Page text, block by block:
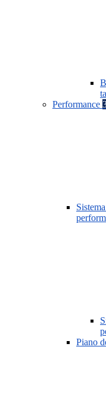
Performance
Piano